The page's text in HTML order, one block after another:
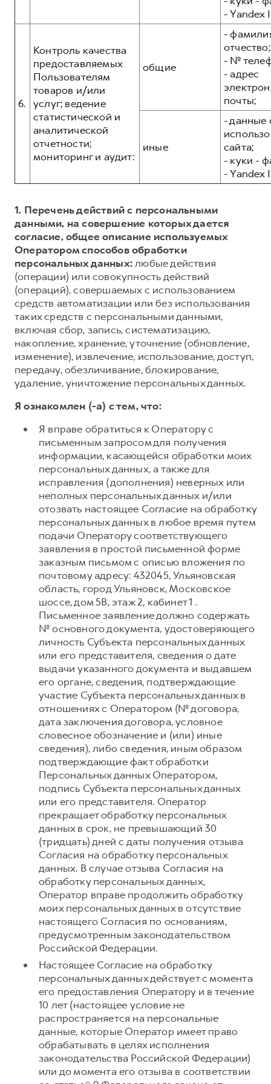
- Yandex
6.
Контроль качества
предоставляемых
Пользователям
товаров и/или
услуг; ведение
статистической и
аналитической
отчетности;
мониторинг и аудит:
общие
-
отчество;
- №
- адрес
почты;
иные
- данные
сайта;
- куки -
- Yandex
1. Перечень действий с персональными
данными, на совершение которых дается
согласие, общее описание используемых
Оператором способов обработки
персональных данных:любые действия
(операции) или совокупность действий
(операций), совершаемых с использованием
средств автоматизации или без использования
таких средств с персональными данными,
включая сбор, запись, систематизацию,
накопление, хранение, уточнение (обновление,
изменение), извлечение, использование, доступ,
передачу, обезличивание, блокирование,
удаление, уничтожение персональных данных.
Я ознакомлен (-а) с тем, что:
Я вправе обратиться к Оператору с
письменным запросом для получения
информации, касающейся обработки моих
персональных данных, а также для
исправления (дополнения) неверных или
неполных персональных данных и/или
отозвать настоящее Согласие на обработку
персональных данных в любое время путем
подачи Оператору соответствующего
заявления в простой письменной форме
заказным письмом с описью вложения по
почтовому адресу: 432045, Ульяновская
область, город Ульяновск, Московское
шоссе, дом 5В, этаж 2, кабинет 1 .
Письменное заявление должно содержать
№ основного документа, удостоверяющего
личность Субъекта персональных данных
или его представителя, сведения о дате
выдачи указанного документа и выдавшем
его органе, сведения, подтверждающие
участие Субъекта персональных данных в
отношениях с Оператором (№ договора,
дата заключения договора, условное
словесное обозначение и (или) иные
сведения), либо сведения, иным образом
подтверждающие факт обработки
Персональных данных Оператором,
подпись Субъекта персональных данных
или его представителя. Оператор
прекращает обработку персональных
данных в срок, не превышающий 30
(тридцать) дней с даты получения отзыва
Согласия на обработку персональных
данных. В случае отзыва Согласия на
обработку персональных данных,
Оператор вправе продолжить обработку
моих персональных данных в отсутствие
настоящего Согласия по основаниям,
предусмотренным законодательством
Российской Федерации.
Настоящее Согласие на обработку
персональных данных действует с момента
его предоставления Оператору и в течение
10 лет (настоящее условие не
распространяется на персональные
данные, которые Оператор имеет право
обрабатывать в целях исполнения
законодательства Российской Федерации)
или до момента его отзыва в соответствии